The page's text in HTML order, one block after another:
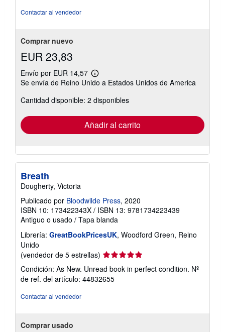
Contactar al vendedor
Comprar nuevo
EUR 23,83
Envío por EUR 14,57
Más
información
las
tarifas
envío
Se envía de Reino Unido a Estados Unidos de America
Cantidad disponible: 2 disponibles
Añadir al carrito
Breath
Dougherty, Victoria
Publicado por Bloodwilde Press, 2020
ISBN 10: 173422343X / ISBN 13: 9781734223439
Antiguo o usado / Tapa blanda
Librería: GreatBookPricesUK, Woodford Green, Reino
Unido
(vendedor de 5 estrellas) Calificación
del
vendedor:
5
Condición: As New. Unread book in perfect condition. Nº
de ref. del artículo: 44832655
Contactar al vendedor
Comprar usado